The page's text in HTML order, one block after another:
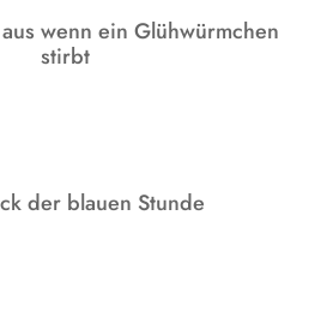
wenn ein Glühwürmchen
stirbt
der blauen Stunde